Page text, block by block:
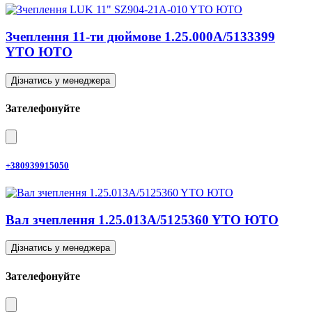
Зчеплення 11-ти дюймове 1.25.000A/5133399
YTO ЮТО
Дізнатись у менеджера
Зателефонуйте
+380939915050
Вал зчеплення 1.25.013A/5125360 YTO ЮТО
Дізнатись у менеджера
Зателефонуйте